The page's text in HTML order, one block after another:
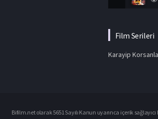
Film Serileri
Karayip
Bifilm.net olarak 5651 Sayılı Kanun uyarınca içerik